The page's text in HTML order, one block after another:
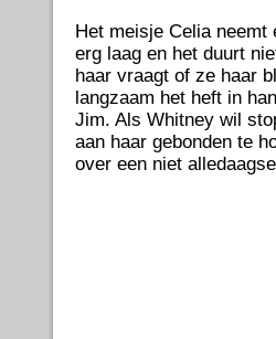
Het meisje Celia neemt
erg laag en het duurt
haar vraagt of ze haar
langzaam het heft in
Jim. Als Whitney wil
aan haar gebonden te
over een niet